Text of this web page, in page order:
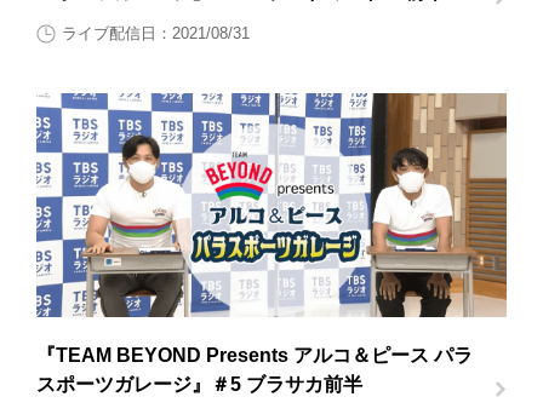
ライブ配信日：2021/08/31
『TEAM BEYOND Presents アルコ＆ピース パラ
スポーツガレージ』＃5 ブラサカ前半